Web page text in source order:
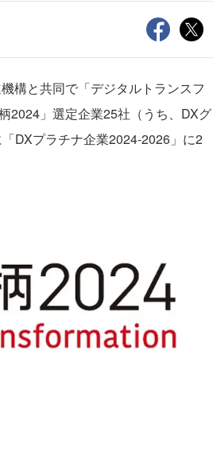
構と共同で「デジタルトランスフ
2024」選定企業25社（うち、DXグ
DXプラチナ企業2024-2026」に2